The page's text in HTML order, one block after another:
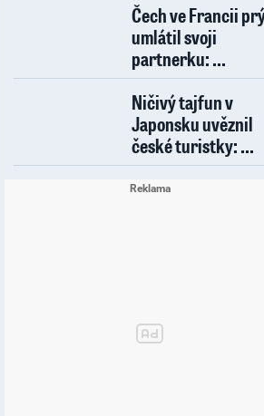
Čech ve Francii
umlátil svoji
partnerku: ...
Ničivý tajfun v
Japonsku uvěznil
české turistky: ...